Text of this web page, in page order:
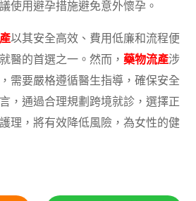
使用避孕措施避免意外懷孕。
以其安全高效、費用低廉和流程便
醫的首選之一。然而， 藥物流產涉
需要嚴格遵循醫生指導，確保安全
，通過合理規劃跨境就診，選擇正
理，將有效降低風險，為女性的健